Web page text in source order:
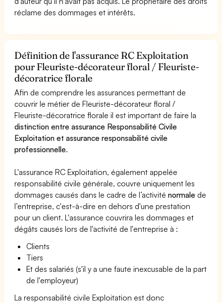
réclame des dommages et intérêts.
Définition de l'assurance RC Exploitation
pour Fleuriste-décorateur floral / Fleuriste-
décoratrice florale
Afin de comprendre les assurances permettant de
couvrir le métier de Fleuriste-décorateur floral /
Fleuriste-décoratrice florale il est important de faire la
distinction entre assurance Responsabilité Civile
Exploitation et assurance responsabilité civile
professionnelle.
L'assurance RC Exploitation, également appelée
responsabilité civile générale, couvre uniquement les
dommages causés dans le cadre de l’activiténormale de
l’entreprise, c'est-à-dire en dehors d'une prestation
pour un client. L'assurance couvrira les dommages et
dégâts causés lors de l'activité de l'entreprise à :
Clients
Tiers
Et des salariés (s'il y a une faute inexcusable de la part
de l'employeur)
La responsabilité civile Exploitation est donc